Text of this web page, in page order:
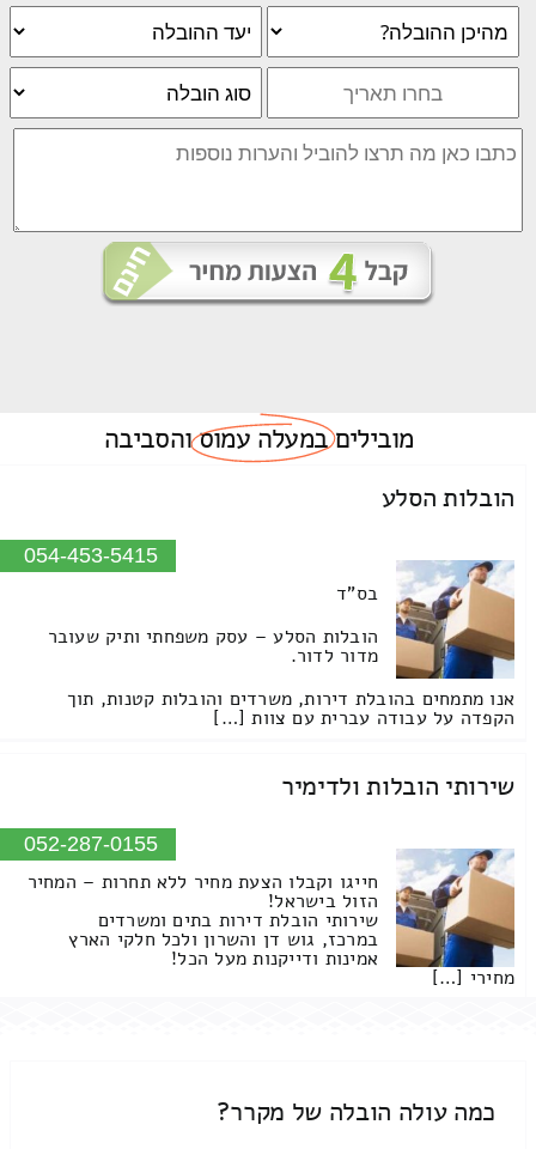
מוביליםבמעלה עמוסוהסביבה
הובלות הסלע
054-453-5415
בס"ד
הובלות הסלע – עסק משפחתי ותיק שעובר
מדור לדור.
אנו מתמחים בהובלת דירות, משרדים והובלות קטנות, תוך
הקפדה על עבודה עברית עם צוות […]
שירותי הובלות ולדימיר
052-287-0155
חייגו וקבלו הצעת מחיר ללא תחרות – המחיר
הזול בישראל!
שירותי הובלת דירות בתים ומשרדים
במרכז, גוש דן והשרון ולכל חלקי הארץ
אמינות ודייקנות מעל הכל!
מחירי […]
כמה עולה הובלה של מקרר?